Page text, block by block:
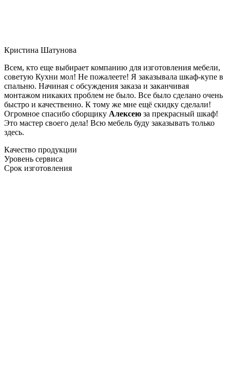
Кристина Шатунова
Всем, кто еще выбирает компанию для изготовления мебели,
советую Кухни мол! Не пожалеете! Я заказывала шкаф-купе в
спальню. Начиная с обсуждения заказа и заканчивая
монтажом никаких проблем не было. Все было сделано очень
быстро и качественно. К тому же мне ещё скидку сделали!
Огромное спасибо сборщику Алексею за прекрасный шкаф!
Это мастер своего дела! Всю мебель буду заказывать только
здесь.
Качество продукции
Уровень сервиса
Срок изготовления